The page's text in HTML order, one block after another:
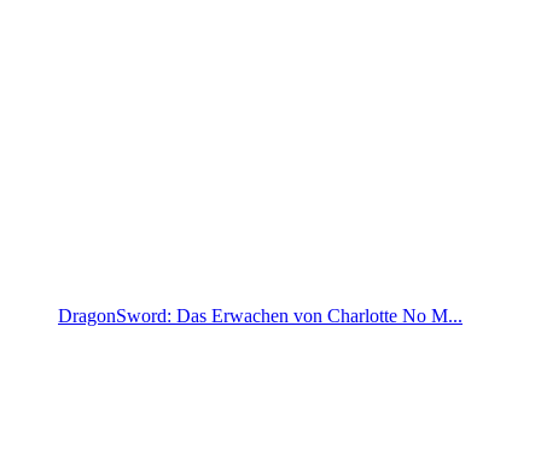
DragonSword: Das Erwachen von Charlotte No M...